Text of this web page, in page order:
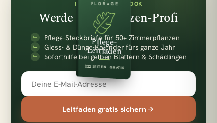
FLORAGE
Pflege-
Leitfaden
222 SEITEN · GRATIS
KOSTENLOSES E-BOOK
Werde zum Pflanzen-Profi
Pflege-Steckbriefe für 50+ Zimmerpflanzen
Giess- & Dünge-Kalender fürs ganze Jahr
Soforthilfe bei gelben Blättern & Schädlingen
Leitfaden gratis sichern